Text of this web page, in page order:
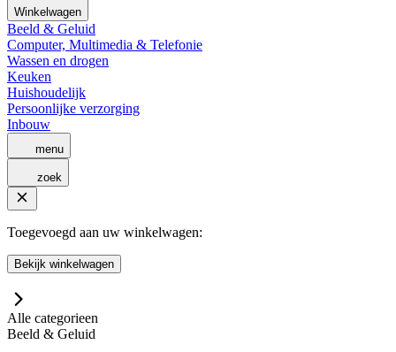
Winkelwagen
Beeld & Geluid
Computer, Multimedia & Telefonie
Wassen en drogen
Keuken
Huishoudelijk
Persoonlijke verzorging
Inbouw
menu
zoek
Toegevoegd aan uw winkelwagen:
Bekijk winkelwagen
Alle categorieen
Beeld & Geluid